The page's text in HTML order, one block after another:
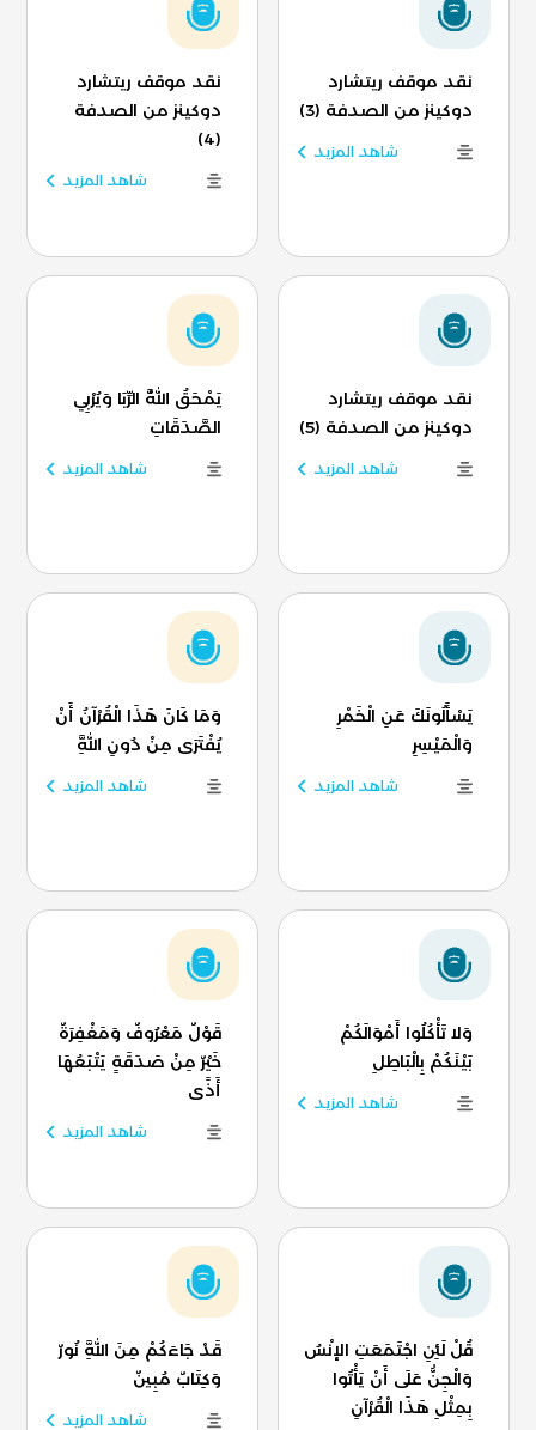
نقد موقف ريتشارد
دوكينز من الصدفة (3)
شاهد المزيد
نقد موقف ريتشارد
دوكينز من الصدفة
(4)
شاهد المزيد
نقد موقف ريتشارد
دوكينز من الصدفة (5)
شاهد المزيد
يَمْحَقُ اللَّهُ الرِّبَا وَيُرْبِي
الصَّدَقَاتِ
شاهد المزيد
يَسْأَلُونَكَ عَنِ الْخَمْرِ
وَالْمَيْسِرِ
شاهد المزيد
وَمَا كَانَ هَذَا الْقُرْآنُ أَنْ
يُفْتَرَى مِنْ دُونِ اللَّهِ
شاهد المزيد
وَلا تَأْكُلُوا أَمْوَالَكُمْ
بَيْنَكُمْ بِالْبَاطِلِ
شاهد المزيد
قَوْلٌ مَعْرُوفٌ وَمَغْفِرَةٌ
خَيْرٌ مِنْ صَدَقَةٍ يَتْبَعُهَا
أَذًى
شاهد المزيد
قُلْ لَئِنِ اجْتَمَعَتِ الإنْسُ
وَالْجِنُّ عَلَى أَنْ يَأْتُوا
بِمِثْلِ هَذَا الْقُرْآنِ
قَدْ جَاءَكُمْ مِنَ اللَّهِ نُورٌ
وَكِتَابٌ مُبِينٌ
شاهد المزيد